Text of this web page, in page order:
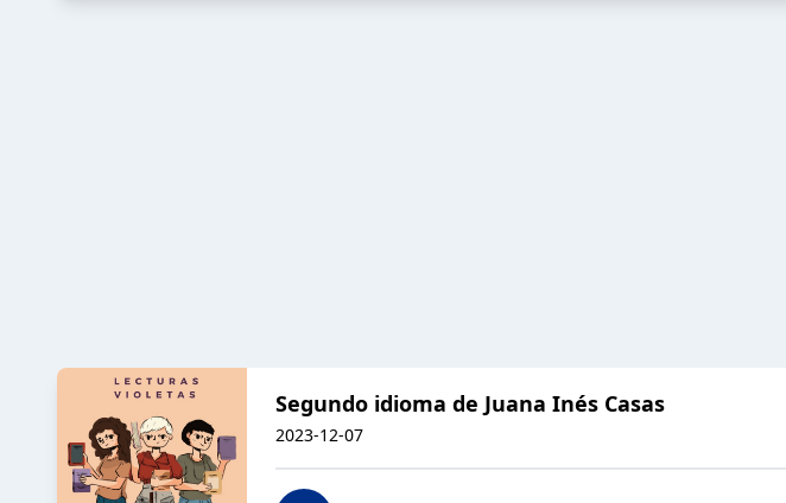
Segundo idioma de Juana Inés Casas
2023-12-07